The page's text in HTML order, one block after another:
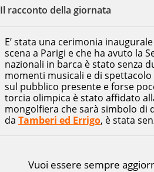
Il racconto della giornata
E’ stata una cerimonia
scena a Parigi e che ha avuto la
nazionali in barca è stato senza
momenti musicali e di
sul pubblico presente e forse
torcia olimpica è stato affidato
mongolfiera che sarà simbolo di
da Tamberi ed Errigo, è stata
Vuoi essere sempre